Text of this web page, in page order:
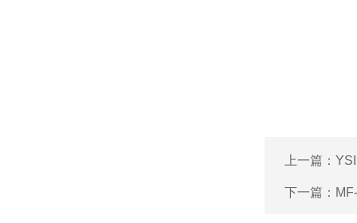
上一篇：
下一篇：